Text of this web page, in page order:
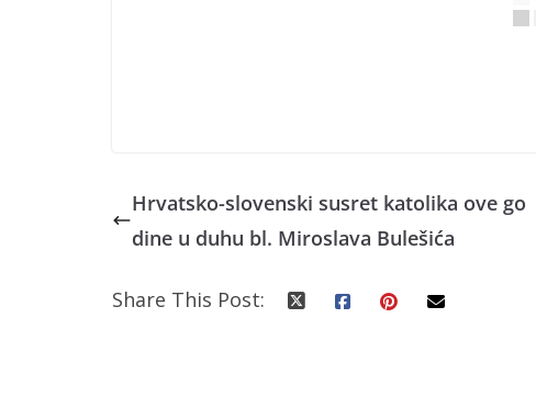
Hrvatsko-slovenski susret katolika ove go
dine u duhu bl. Miroslava Bulešića
Share This Post: